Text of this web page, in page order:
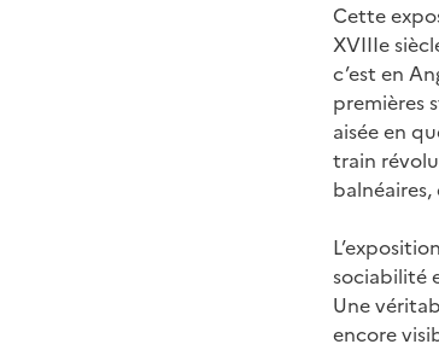
Cette
XVIIIe
c’est en
premières
aisée en
train
sociabilité
Une
encore